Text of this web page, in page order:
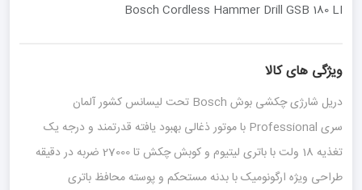
Bosch Cordless Hammer Drill GSB 180 LI
ویژگی های کالا
دریل شارژی چکشی بوش Bosch تحت لیسانس کشور آلمان
سری Professional با موتور ذغالی بهبود یافته قدرتمند و درجه یک
تغذیه 18 ولت با باتری لیتیوم و کوبش چکش تا 27000 ضربه در دقیقه
طراحی ویژه ارگونومیک با بدنه مستحکم و پوسته محافظ باتری